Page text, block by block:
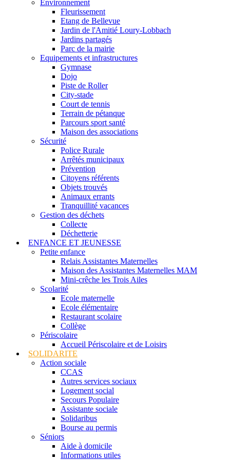
Environnement
Fleurissement
Etang de Bellevue
Jardin de l'Amitié Loury-Lobbach
Jardins partagés
Parc de la mairie
Equipements et infrastructures
Gymnase
Dojo
Piste de Roller
City-stade
Court de tennis
Terrain de pétanque
Parcours sport santé
Maison des associations
Sécurité
Police Rurale
Arrêtés municipaux
Prévention
Citoyens référents
Objets trouvés
Animaux errants
Tranquillité vacances
Gestion des déchets
Collecte
Déchetterie
ENFANCE ET JEUNESSE
Petite enfance
Relais Assistantes Maternelles
Maison des Assistantes Maternelles MAM
Mini-crêche les Trois Ailes
Scolarité
Ecole maternelle
Ecole élémentaire
Restaurant scolaire
Collège
Périscolaire
Accueil Périscolaire et de Loisirs
SOLIDARITE
Action sociale
CCAS
Autres services sociaux
Logement social
Secours Populaire
Assistante sociale
Solidaribus
Bourse au permis
Séniors
Aide à domicile
Informations utiles